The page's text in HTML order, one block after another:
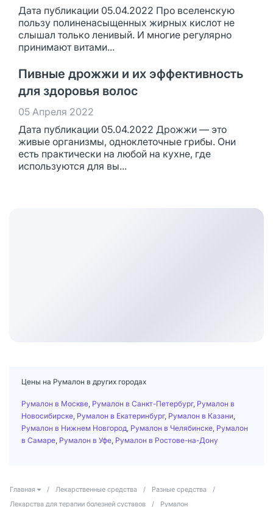
Дата публикации 05.04.2022 Про вселенскую
пользу полиненасыщенных жирных кислот не
слышал только ленивый. И многие регулярно
принимают витами...
Пивные дрожжи и их эффективность
для здоровья волос
05 Апреля 2022
Дата публикации 05.04.2022 Дрожжи — это
живые организмы, одноклеточные грибы. Они
есть практически на любой на кухне, где
используются для вы...
Цены на Румалон в других городах
Румалон в Москве Румалон в Санкт-Петербург, Румалон в
Новосибирске Румалон в Екатеринбург, Румалон в Казани
Румалон в Нижнем Новгород Румалон в Челябинске Румалон
в Самаре Румалон в Уфе Румалон в Ростове-на-Дону
Главная / Лекарственные средства / Разные средства
/
Лекарства для терапии болезней суставов
/ Румалон